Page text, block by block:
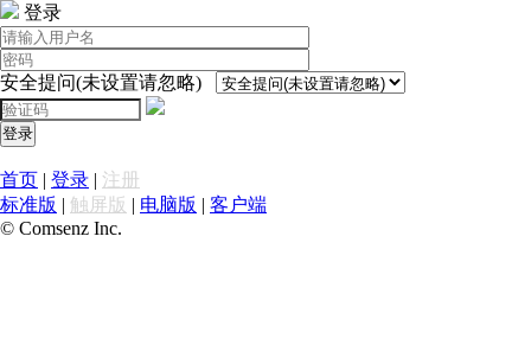
登录
安全提问(未设置请忽略)
登录
首页 | 登录 | 注册
标准版 | 触屏版 | 电脑版 | 客户端
© Comsenz Inc.